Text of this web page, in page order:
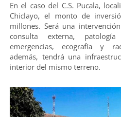
En el caso del C.S. Pucala,
Chiclayo, el monto de
millones. Será una
consulta externa,
emergencias, ecografía y
además, tendrá una
interior del mismo terreno.